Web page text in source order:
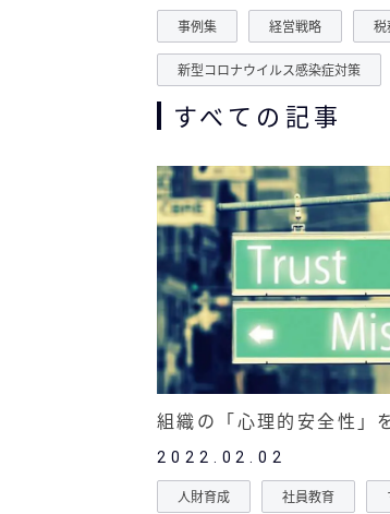
事例集 経営戦略 税
新型コロナウイルス感染症対策
すべての記事
組織の「心理的安全性」
2022.02.02
人財育成 社員教育